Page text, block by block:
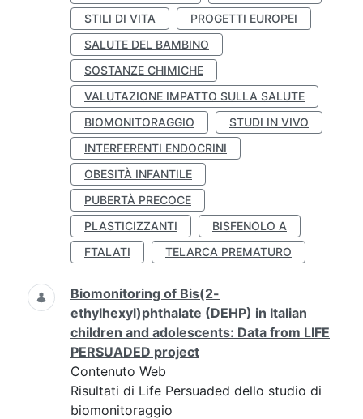
STILI DI VITA
PROGETTI EUROPEI
SALUTE DEL BAMBINO
SOSTANZE CHIMICHE
VALUTAZIONE IMPATTO SULLA SALUTE
BIOMONITORAGGIO
STUDI IN VIVO
INTERFERENTI ENDOCRINI
OBESITÀ INFANTILE
PUBERTÀ PRECOCE
PLASTICIZZANTI
BISFENOLO A
FTALATI
TELARCA PREMATURO
Biomonitoring of Bis(2-
ethylhexyl)phthalate (DEHP) in Italian
children and adolescents: Data from LIFE
PERSUADED project
Contenuto Web
Risultati di Life Persuaded dello studio di
biomonitoraggio